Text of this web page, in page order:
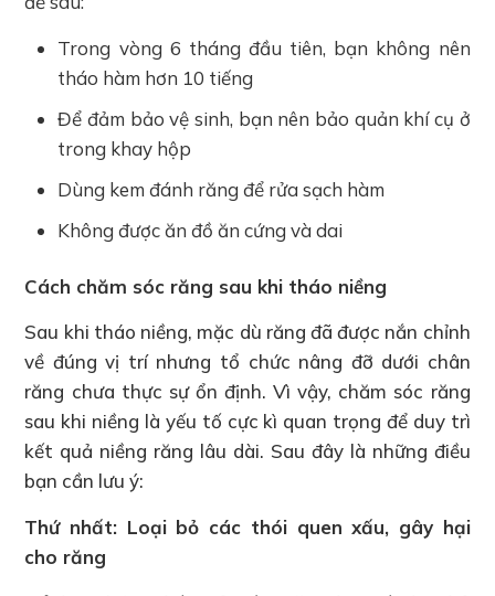
Trong vòng 6 tháng đầu tiên, bạn không nên
tháo hàm hơn 10 tiếng
Để đảm bảo vệ sinh, bạn nên bảo quản khí cụ ở
trong khay hộp
Dùng kem đánh răng để rửa sạch hàm
Không được ăn đồ ăn cứng và dai
Cách chăm sóc răng sau khi tháo niềng
Sau khi tháo niềng, mặc dù răng đã được nắn chỉnh
về đúng vị trí nhưng tổ chức nâng đỡ dưới chân
răng chưa thực sự ổn định. Vì vậy, chăm sóc răng
sau khi niềng là yếu tố cực kì quan trọng để duy trì
kết quả niềng răng lâu dài. Sau đây là những điều
bạn cần lưu ý:
Thứ nhất: Loại bỏ các thói quen xấu, gây hại
cho răng